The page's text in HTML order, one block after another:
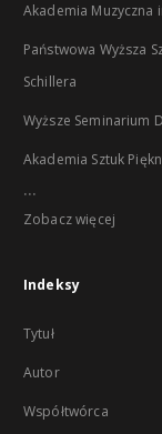
Akademia Muzyczna
Państwowa Wyższa
Schillera
Wyższe Seminarium
Akademia Sztuk
...
Zobacz więcej
Indeksy
Tytuł
Autor
Współtwórca